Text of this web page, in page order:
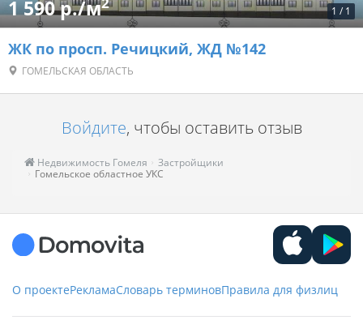
1 / 1
1 590 р./м
ЖК по просп. Речицкий, ЖД №142
ГОМЕЛЬСКАЯ ОБЛАСТЬ
Войдите, чтобы оставить отзыв
Недвижимость Гомеля
Застройщики
Гомельское областное УКС
О проектеРекламаСловарь терминовПравила для физлиц